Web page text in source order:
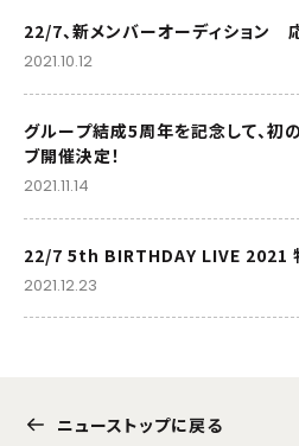
22/7、新メンバーオーディション
2021.10.12
グループ結成5周年を記念して、初
ブ開催決定！
2021.11.14
22/7 5th BIRTHDAY LIVE 2021
2021.12.23
ニューストップに戻る